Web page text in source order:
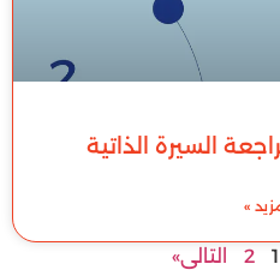
السيرة الذاتية
»
1
2 التالي»